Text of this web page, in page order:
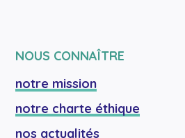
NOUS CONNAÎTRE
notre mission
notre charte éthique
nos actualités